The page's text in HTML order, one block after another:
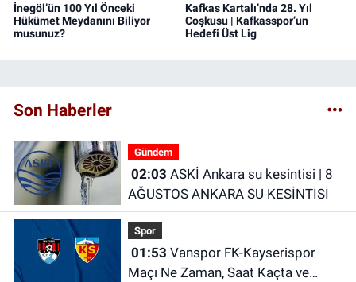
İnegöl’ün 100 Yıl Önceki
Hükümet Meydanını Biliyor
musunuz?
Kafkas Kartalı’nda 28. Yıl
Coşkusu | Kafkasspor’un
Hedefi Üst Lig
Son Haberler
Gündem
02:03
AĞUSTOS ANKARA SU KESİNTİSİ
Spor
01:53
Maçı Ne Zaman, Saat Kaçta ve